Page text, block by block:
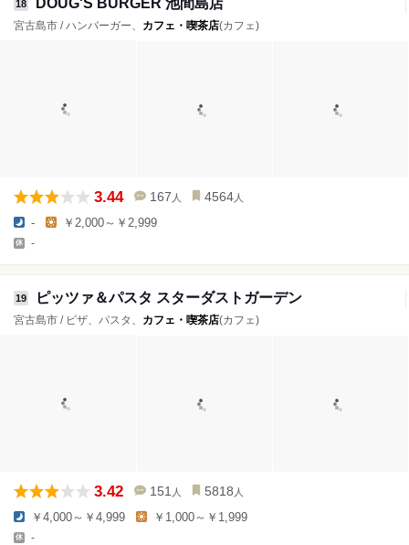
18 DOUG'S BURGER 池間島店
宮古島市 / ハンバーガー、 カフェ・喫茶店(カフェ)
3.44 167 人 4564 人
- ￥2,000～￥2,999
-
19 ピッツァ＆パスタ スターダストガーデン
宮古島市 / ピザ、パスタ、 カフェ・喫茶店(カフェ)
3.42 151 人 5818 人
￥4,000～￥4,999 ￥1,000～￥1,999
-